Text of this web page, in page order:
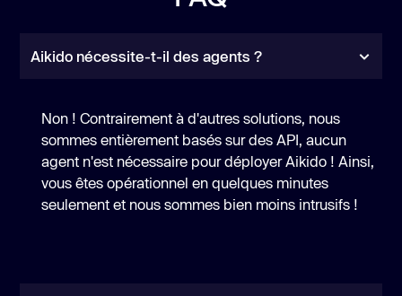
Aikido nécessite-t-il des agents ?
Non ! Contrairement à d'autres solutions, nous
sommes entièrement basés sur des API, aucun
agent n'est nécessaire pour déployer Aikido ! Ainsi,
vous êtes opérationnel en quelques minutes
seulement et nous sommes bien moins intrusifs !